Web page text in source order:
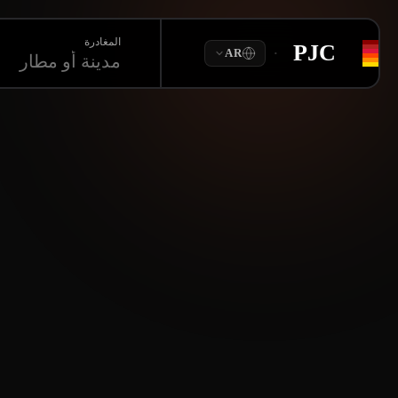
PJC
·
AR
المغادرة
مدينة أو مطار